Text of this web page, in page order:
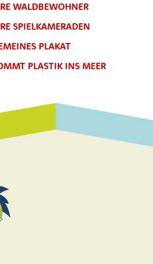
WALDBEWOHNER
SPIELKAMERADEN
PLAKAT
PLASTIK INS MEER